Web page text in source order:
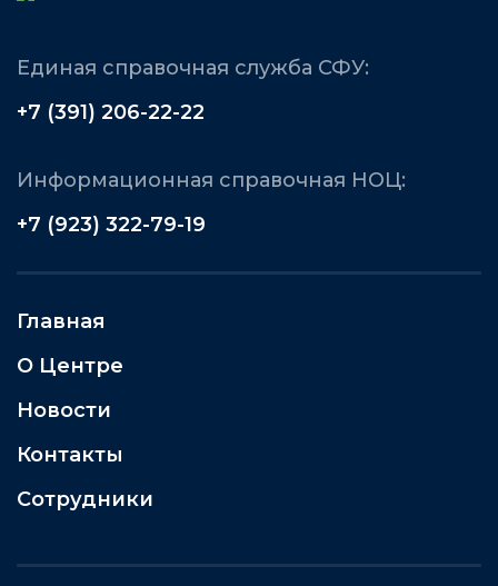
Единая справочная служба СФУ:
+7 (391) 206-22-22
Информационная справочная НОЦ:
+7 (923) 322-79-19
Главная
О Центре
Новости
Контакты
Сотрудники